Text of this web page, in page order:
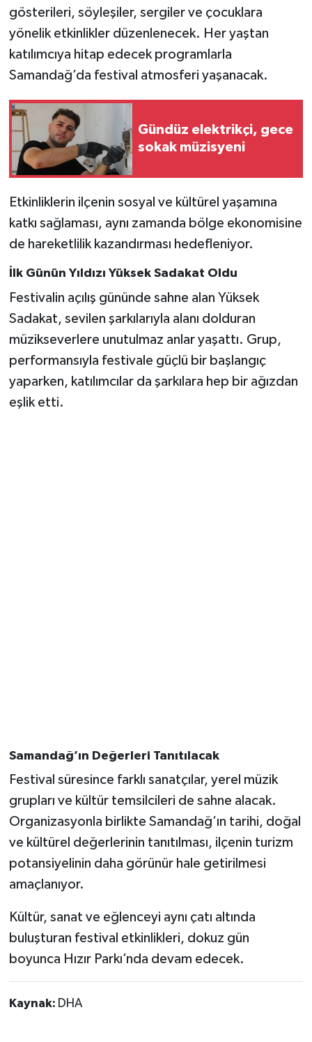
gösterileri, söyleşiler, sergiler ve çocuklara
yönelik etkinlikler düzenlenecek. Her yaştan
katılımcıya hitap edecek programlarla
Samandağ’da festival atmosferi yaşanacak.
Gündüz elektrikçi, gece
sokak müzisyeni
Etkinliklerin ilçenin sosyal ve kültürel yaşamına
katkı sağlaması, aynı zamanda bölge ekonomisine
de hareketlilik kazandırması hedefleniyor.
İlk Günün Yıldızı Yüksek Sadakat Oldu
Festivalin açılış gününde sahne alan Yüksek
Sadakat, sevilen şarkılarıyla alanı dolduran
müzikseverlere unutulmaz anlar yaşattı. Grup,
performansıyla festivale güçlü bir başlangıç
yaparken, katılımcılar da şarkılara hep bir ağızdan
eşlik etti.
Samandağ’ın Değerleri Tanıtılacak
Festival süresince farklı sanatçılar, yerel müzik
grupları ve kültür temsilcileri de sahne alacak.
Organizasyonla birlikte Samandağ’ın tarihi, doğal
ve kültürel değerlerinin tanıtılması, ilçenin turizm
potansiyelinin daha görünür hale getirilmesi
amaçlanıyor.
Kültür, sanat ve eğlenceyi aynı çatı altında
buluşturan festival etkinlikleri, dokuz gün
boyunca Hızır Parkı’nda devam edecek.
Kaynak: DHA